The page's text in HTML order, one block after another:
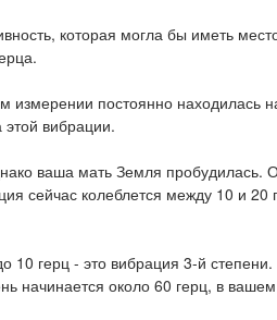
которая могла бы иметь
постоянно находилась
вибрации.
ваша мать Земля пробудилась.
сейчас колеблется между 10 и
герц - это вибрация 3-й
начинается около 60 герц, в